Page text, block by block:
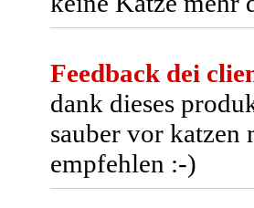
Feedback dei
dank dieses
sauber vor
empfehlen :-)